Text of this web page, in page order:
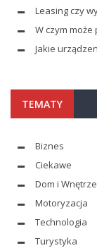
Leasing czy
W czym
Jakie
TEMATY
Biznes
Ciekawe
Dom i Wnętrze
Motoryzacja
Technologia
Turystyka